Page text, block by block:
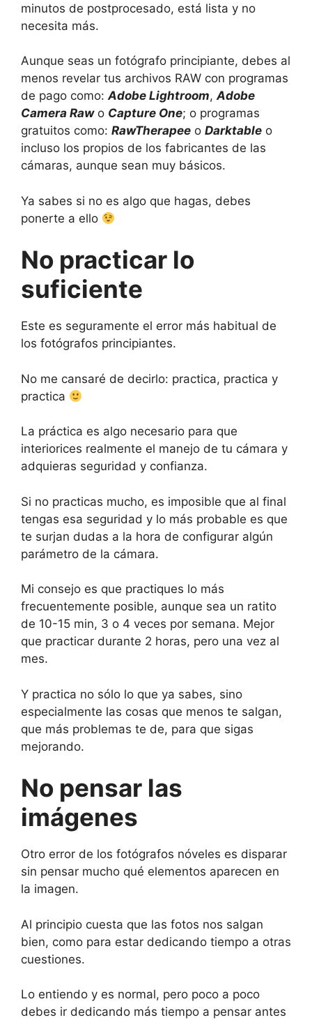
minutos de postprocesado, está lista y no
necesita más.
Aunque seas un fotógrafo principiante, debes al
menos revelar tus archivos RAW con programas
de pago como:Adobe Lightroom,Adobe
Camera Rawo Capture One; o programas
gratuitos como: RawTherapee o Darktable o
incluso los propios de los fabricantes de las
cámaras, aunque sean muy básicos.
Ya sabes si no es algo que hagas, debes
ponerte a ello
No practicar lo
suficiente
Este es seguramente el error más habitual de
los fotógrafos principiantes.
No me cansaré de decirlo: practica, practica y
practica
La práctica es algo necesario para que
interiorices realmente el manejo de tu cámara y
adquieras seguridad y confianza.
Si no practicas mucho, es imposible que al final
tengas esa seguridad y lo más probable es que
te surjan dudas a la hora de configurar algún
parámetro de la cámara.
Mi consejo es que practiques lo más
frecuentemente posible, aunque sea un ratito
de 10-15 min, 3 o 4 veces por semana. Mejor
que practicar durante 2 horas, pero una vez al
mes.
Y practica no sólo lo que ya sabes, sino
especialmente las cosas que menos te salgan,
que más problemas te de, para que sigas
mejorando.
No pensar las
imágenes
Otro error de los fotógrafos nóveles es disparar
sin pensar mucho qué elementos aparecen en
la imagen.
Al principio cuesta que las fotos nos salgan
bien, como para estar dedicando tiempo a otras
cuestiones.
Lo entiendo y es normal, pero poco a poco
debes ir dedicando más tiempo a pensar antes